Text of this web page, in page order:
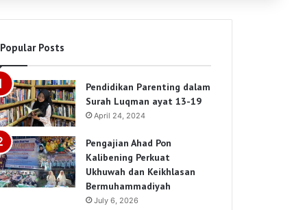
Popular Posts
Pendidikan Parenting dalam
Surah Luqman ayat 13-19
April 24, 2024
Pengajian Ahad Pon
Kalibening Perkuat
Ukhuwah dan Keikhlasan
Bermuhammadiyah
July 6, 2026